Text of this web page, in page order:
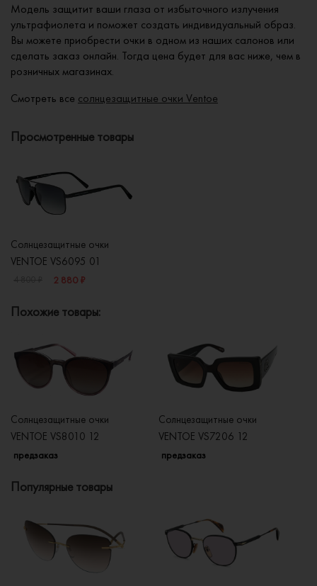
Модель защитит ваши глаза от избыточного излучения
ультрафиолета и поможет создать индивидуальный образ.
Вы можете приобрести очки в одном из наших салонов или
сделать заказ онлайн. Тогда цена будет для вас ниже, чем в
розничных магазинах.
Смотреть все солнцезащитные очки Ventoe
Просмотренные товары
Солнцезащитные очки
VENTOE VS6095 01
2 880 ₽
Похожие товары:
Солнцезащитные очки
VENTOE VS8010 12
предзаказ
Солнцезащитные очки
VENTOE VS7206 12
предзаказ
Популярные товары